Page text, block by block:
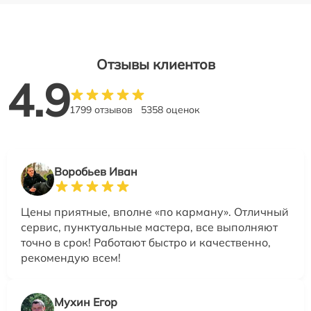
Отзывы клиентов
4.91799 отзывов 5358 оценок
Воробьев Иван
Цены приятные, вполне «по карману». Отличный
сервис, пунктуальные мастера, все выполняют
точно в срок! Работают быстро и качественно,
рекомендую всем!
Мухин Егор